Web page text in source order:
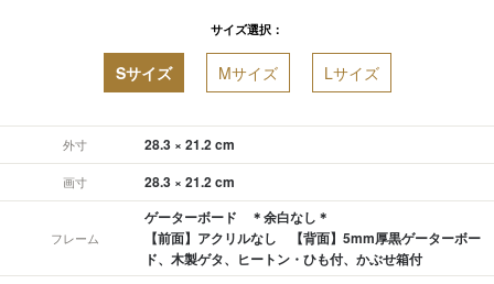
サイズ選択：
Sサイズ Mサイズ Lサイズ
外寸 28.3 × 21.2 cm
画寸 28.3 × 21.2 cm
フレーム
ゲーターボード ＊余白なし＊
【前面】アクリルなし 【背面】5mm厚黒ゲーターボー
ド、木製ゲタ、ヒートン・ひも付、かぶせ箱付